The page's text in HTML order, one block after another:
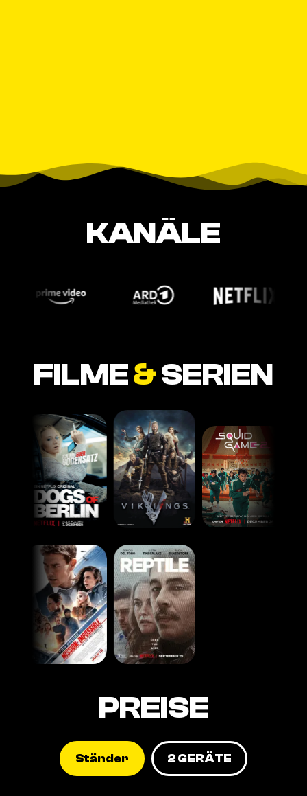
KANÄLE
FILME&SERIEN
PREISE
Ständer 2 GERÄTE